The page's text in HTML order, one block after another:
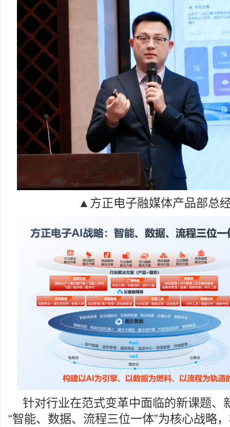
▲方正电子融媒体产品部总
针对行业在范式变革中面临的新课题、
“智能、数据、流程三位一体”为核心战略